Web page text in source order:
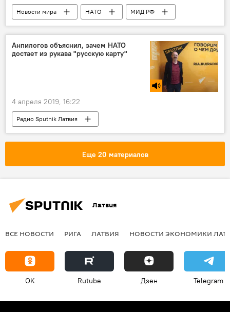
Новости мира НАТО МИД РФ
Анпилогов объяснил, зачем НАТО
достает из рукава "русскую карту"
4 апреля 2019, 16:22
Радио Sputnik Латвия
НАТО на балтийском фланге
НАТО
Еще 20 материалов
Латвия
ВСЕ НОВОСТИ РИГА ЛАТВИЯ НОВОСТИ ЭКОНОМИКИ
OK Rutube Дзен Telegram